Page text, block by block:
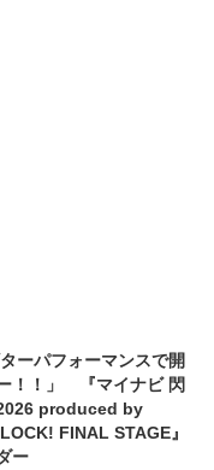
ーパフォーマンスで開
！！」 『マイナビ 閃
produced by
FINAL STAGE』
ー